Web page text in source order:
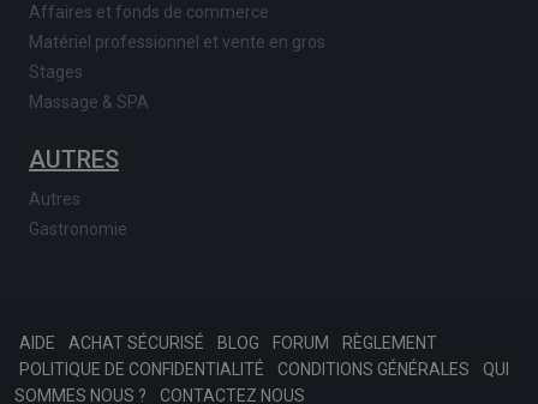
Affaires et fonds de commerce
Matériel professionnel et vente en gros
Stages
Massage & SPA
AUTRES
Autres
Gastronomie
AIDE ACHAT SÉCURISÉ BLOG FORUM
RÈGLEMENT
POLITIQUE DE CONFIDENTIALITÉ
CONDITIONS GÉNÉRALES
QUI
SOMMES NOUS ?
CONTACTEZ NOUS